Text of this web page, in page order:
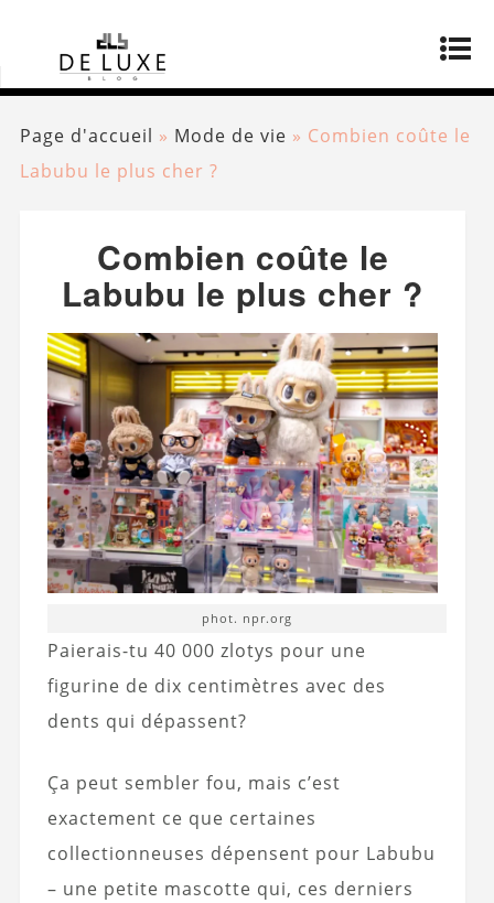
Page d'accueil » Mode de vie » Combien coûte le
Labubu le plus cher ?
Combien coûte le
Labubu le plus cher ?
phot. npr.org
Paierais-tu 40 000 zlotys pour une
figurine de dix centimètres avec des
dents qui dépassent?
Ça peut sembler fou, mais c’est
exactement ce que certaines
collectionneuses dépensent pour Labubu
– une petite mascotte qui, ces derniers